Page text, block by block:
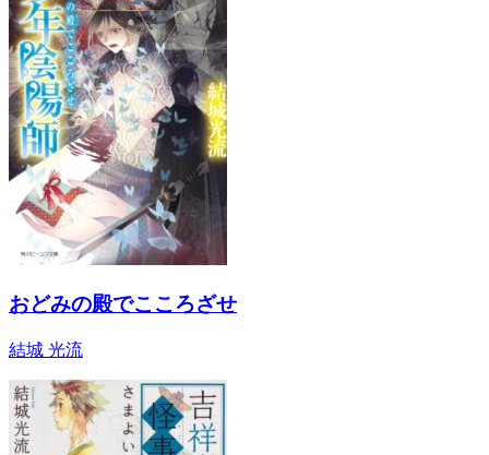
おどみの殿でこころざせ
結城 光流